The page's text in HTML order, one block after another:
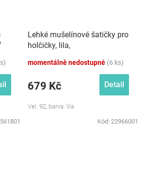
Lehké mušelínové šatičky pro
holčičky, lila,
momentálně nedostupné (6 ks)
679 Kč Detail
Vel. 92, barva: lila
Kód: 22966001